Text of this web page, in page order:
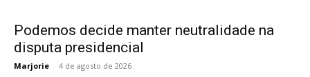
Podemos decide manter neutralidade na
disputa presidencial
Marjorie - 4 de agosto de 2026